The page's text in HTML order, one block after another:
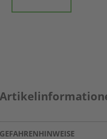
GEFAHRENHINWEISE